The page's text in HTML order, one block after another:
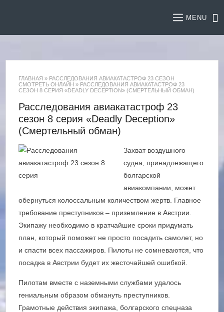
MENU
ГЛАВНАЯ » РАССЛЕДОВАНИЯ АВИАКАТАСТРОФ 23 СЕЗОН
СМОТРЕТЬ ОНЛАЙН » РАССЛЕДОВАНИЯ АВИАКАТАСТРОФ 23
СЕЗОН 8 СЕРИЯ «DEADLY DECEPTION» (СМЕРТЕЛЬНЫЙ ОБМАН)
Расследования авиакатастроф 23
сезон 8 серия «Deadly Deception»
(Смертельный обман)
Захват воздушного
судна, принадлежащего
болгарской
авиакомпании, может
обернуться колоссальным количеством жертв. Главное
требование преступников – приземление в Австрии.
Экипажу необходимо в кратчайшие сроки придумать
план, который поможет не просто посадить самолет, но
и спасти всех пассажиров. Пилоты не сомневаются, что
посадка в Австрии будет их жесточайшей ошибкой.
Пилотам вместе с наземными службами удалось
гениальным образом обмануть преступников.
Грамотные действия экипажа, болгарского спецназа